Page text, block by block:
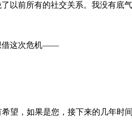
以前所有的社交关系。我没有底
借这次危机——
望，如果是您，接下来的几年时